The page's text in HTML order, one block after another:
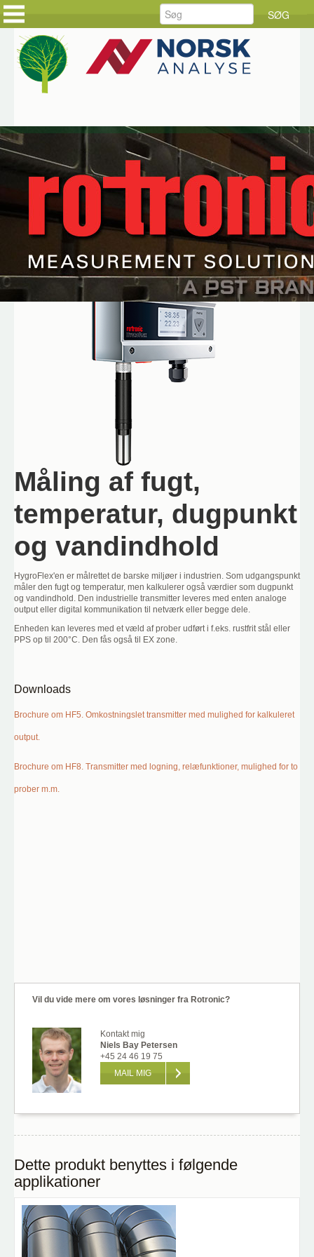
FORSIDE
PRODUKTER
LØSNINGER
FORSIDE
KUNDEHISTORIER
JOB HOS CKE
OM CKE
KONTAKT OS
Produkter
HygroFlex
Måling af fugt,
temperatur, dugpunkt
og vandindhold
HygroFlex'en er målrettet de barske miljøer i industrien. Som udgangspunkt
måler den fugt og temperatur, men kalkulerer også værdier som dugpunkt
og vandindhold. Den industrielle transmitter leveres med enten analoge
output eller digital kommunikation til netværk eller begge dele.
Enheden kan leveres med et væld af prober udført i f.eks. rustfrit stål eller
PPS op til 200°C. Den fås også til EX zone.
Downloads
Brochure om HF5. Omkostningslet transmitter med mulighed for kalkuleret
output.
Brochure om HF8. Transmitter med logning, relæfunktioner, mulighed for to
prober m.m.
Vil du vide mere om vores løsninger fra Rotronic?
Kontakt mig
Niels Bay Petersen
+45 24 46 19 75
MAIL MIG
Dette produkt benyttes i følgende
applikationer